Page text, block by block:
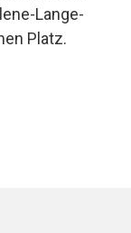
Lange-
Platz.